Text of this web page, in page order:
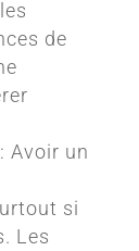
de
: Avoir un
si
Les